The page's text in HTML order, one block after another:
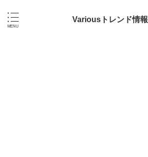
Variousトレンド情報